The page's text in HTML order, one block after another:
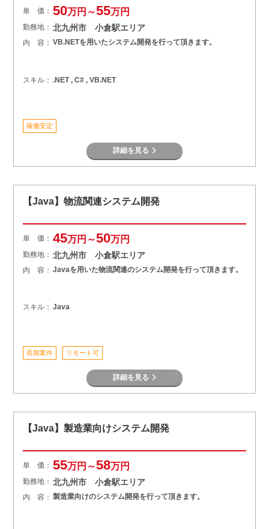
単 価： 50万円～55万円
勤務地： 北九州市 小倉駅エリア
内 容： VB.NETを用いたシステム開発を行って頂きます。
スキル： .NET , C# , VB.NET
稼働安定
詳細を見る
【Java】物流関連システム開発
単 価： 45万円～50万円
勤務地： 北九州市 小倉駅エリア
内 容： Javaを用いた物流関連のシステム開発を行って頂きます。
スキル： Java
長期案件 リモート可
詳細を見る
【Java】製造業向けシステム開発
単 価： 55万円～58万円
勤務地： 北九州市 小倉駅エリア
内 容： 製造業向けのシステム開発を行って頂きます。